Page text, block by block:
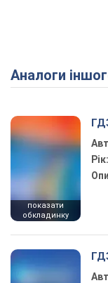
Аналоги
показати
обкладинку
Рік: